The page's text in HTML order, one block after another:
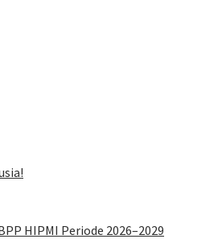
HIPMI Periode 2026–2029